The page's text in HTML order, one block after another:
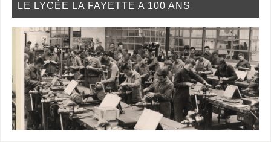
LE LYCÉE LA FAYETTE A 100 ANS